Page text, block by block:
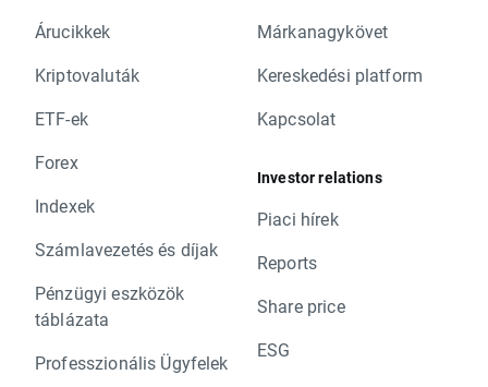
Árucikkek
Kriptovaluták
ETF-ek
Forex
Indexek
Számlavezetés és díjak
Pénzügyi eszközök
táblázata
Professzionális Ügyfelek
Márkanagykövet
Kereskedési platform
Kapcsolat
Investor relations
Piaci hírek
Reports
Share price
ESG